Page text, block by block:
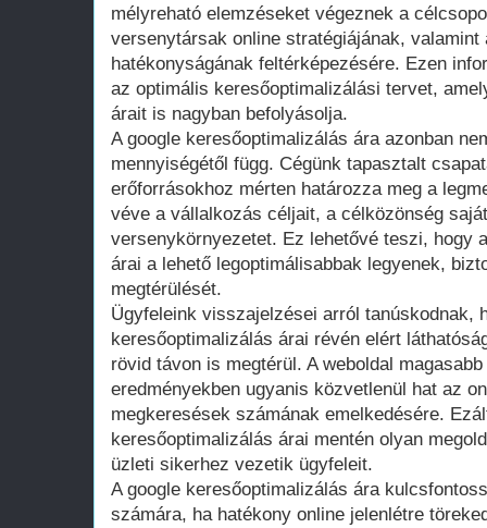
mélyreható elemzéseket végeznek a
versenytársak online stratégiájának,
hatékonyságának feltérképezésére. Ezen
az optimális keresőoptimalizálási tervet,
árait is nagyban befolyásolja.
A google keresőoptimalizálás ára azonban
mennyiségétől függ. Cégünk tapasztalt
erőforrásokhoz mérten határozza meg a
véve a vállalkozás céljait, a célközönség
versenykörnyezetet. Ez lehetővé teszi, hogy
árai a lehető legoptimálisabbak legyenek,
megtérülését.
Ügyfeleink visszajelzései arról tanúskodnak,
keresőoptimalizálás árai révén elért
rövid távon is megtérül. A weboldal
eredményekben ugyanis közvetlenül hat az
megkeresések számának emelkedésére.
keresőoptimalizálás árai mentén olyan
üzleti sikerhez vezetik ügyfeleit.
A google keresőoptimalizálás ára
számára, ha hatékony online jelenlétre